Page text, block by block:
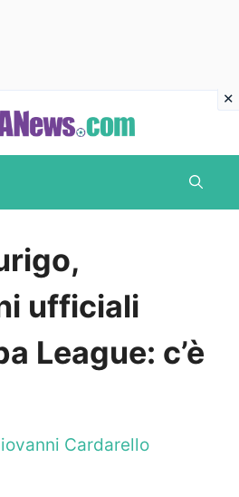
ufficiali
League: c’è
Cardarello